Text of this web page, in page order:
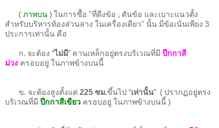
( ภาพบน ) ในการซื้อ "ที่ดึงข้อ , ดันข้อ และเบาะแนวตั้ง
สำหรับบริหารท้องส่วนล่าง ในเครื่องเดียว" นั้น มีข้อเน้นเพียง 3
ประการเท่านั้น คือ
ก. จะต้อง “ไม่มี” คานเหล็กอยู่ตรงบริเวณที่มี ปีกกาสี
ม่วง ครอบอยู่ ในภาพข้างบนนี้
ข. จะต้องสูงตั้งแต่ 225 ซม.ขึ้นไป “เท่านั้น” ( ปรากฏอยู่ตรง
บริเวณที่มี ปีกกาสีเขียว ครอบอยู่ ในภาพข้างบนนี้ )